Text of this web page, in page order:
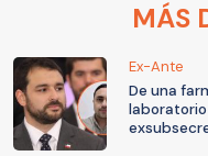
MÁS
Ex-Ante
De una